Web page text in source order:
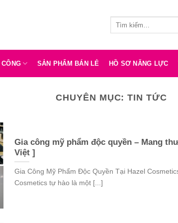
SẢN PHẨM BÁN LẺ HỒ SƠ NĂNG LỰC
CHUYÊN MỤC:TIN TỨC
Gia công mỹ phẩm độc quyền – Mang
Việt ]
Gia Công Mỹ Phẩm Độc Quyền Tại Hazel
Cosmetics tự hào là một [...]